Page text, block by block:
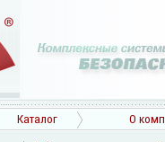
Каталог О